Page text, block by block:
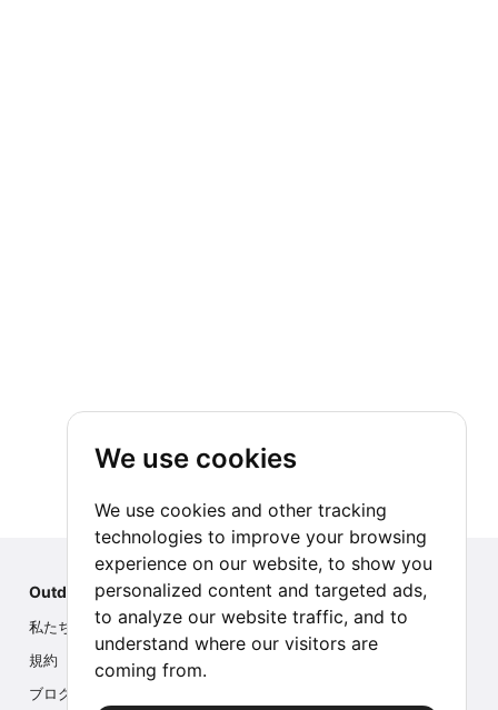
We use cookies
We use cookies and other tracking
technologies to improve your browsing
experience on our website, to show you
personalized content and targeted ads,
to analyze our website traffic, and to
understand where our visitors are
coming from.
Outdoor Index
私たちについて
規約
ブログ